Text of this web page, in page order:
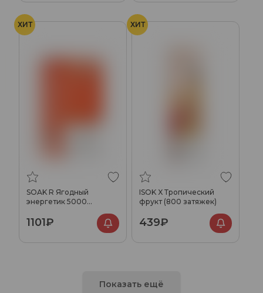
ХИТ
SOAK R Ягодный
энергетик 5000
1101₽
ХИТ
ISOK X Тропический
фрукт (800 затяжек)
439₽
Показать ещё